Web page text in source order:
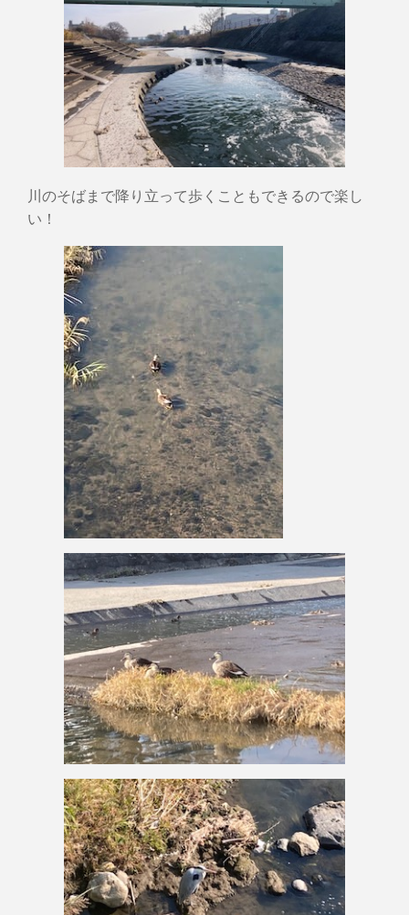
川のそばまで降り立って歩くこともできるので楽し
い！